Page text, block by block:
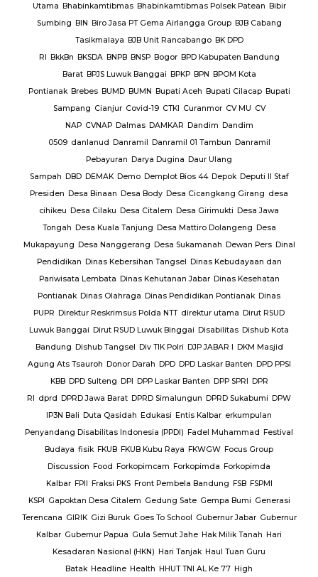
Utama Bhabinkamtibmas Bhabinkamtibmas Polsek Patean Bibir
Sumbing BIN Biro Jasa PT Gema Airlangga Group BJB Cabang
Tasikmalaya BJB Unit Rancabango BK DPD
RI BkkBn BKSDA BNPB BNSP Bogor BPD Kabupaten Bandung
Barat BPJS Luwuk Banggai BPKP BPN BPOM Kota
Pontianak Brebes BUMD BUMN Bupati Aceh Bupati Cilacap Bupati
Sampang Cianjur Covid-19 CTKI Curanmor CV MU CV
NAP CVNAP Dalmas DAMKAR Dandim Dandim
0509 danlanud Danramil Danramil 01 Tambun Danramil
Pebayuran Darya Dugina Daur Ulang
Sampah DBD DEMAK Demo Demplot Bios 44 Depok Deputi II Staf
Presiden Desa Binaan Desa Body Desa Cicangkang Girang desa
cihikeu Desa Cilaku Desa Citalem Desa Girimukti Desa Jawa
Tongah Desa Kuala Tanjung Desa Mattiro Dolangeng Desa
Mukapayung Desa Nanggerang Desa Sukamanah Dewan Pers Dinal
Pendidikan Dinas Kebersihan Tangsel Dinas Kebudayaan dan
Pariwisata Lembata Dinas Kehutanan Jabar Dinas Kesehatan
Pontianak Dinas Olahraga Dinas Pendidikan Pontianak Dinas
PUPR Direktur Reskrimsus Polda NTT direktur utama Dirut RSUD
Luwuk Banggai Dirut RSUD Luwuk Binggai Disabilitas Dishub Kota
Bandung Dishub Tangsel Div TIK Polri DJP JABAR I DKM Masjid
Agung Ats Tsauroh Donor Darah DPD DPD Laskar Banten DPD PPSI
KBB DPD Sulteng DPI DPP Laskar Banten DPP SPRI DPR
RI dprd DPRD Jawa Barat DPRD Simalungun DPRD Sukabumi DPW
IP3N Bali Duta Qasidah Edukasi Entis Kalbar erkumpulan
Penyandang Disabilitas Indonesia (PPDI) Fadel Muhammad Festival
Budaya fisik FKUB FKUB Kubu Raya FKWGW Focus Group
Discussion Food Forkopimcam Forkopimda Forkopimda
Kalbar FPII Fraksi PKS Front Pembela Bandung FSB FSPMI
KSPI Gapoktan Desa Citalem Gedung Sate Gempa Bumi Generasi
Terencana GIRIK Gizi Buruk Goes To School Gubernur Jabar Gubernur
Kalbar Gubernur Papua Gula Semut Jahe Hak Milik Tanah Hari
Kesadaran Nasional (HKN) Hari Tanjak Haul Tuan Guru
Batak Headline Health HHUT TNI AL Ke 77 High